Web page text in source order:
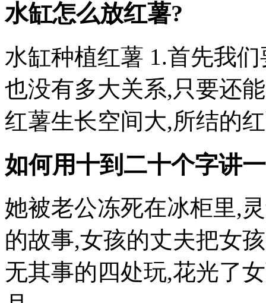
水缸怎么放红薯?
水缸种植红薯 1.首先我
也没有多大关系,只要还
红薯生长空间大,所结的
如何用十到二十个字讲
她被老公冻死在冰柜里,
的故事,女孩的丈夫把女
无其事的四处玩,花光了